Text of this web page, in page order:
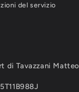
del servizio
di Tavazzani Matteo